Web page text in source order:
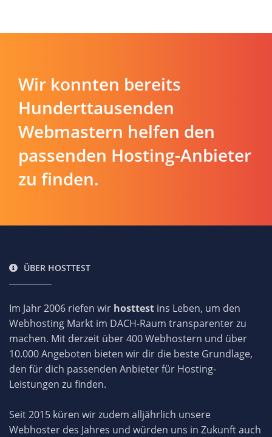
Wir konnten bereits
Hunderttausenden
Webmastern helfen den
passenden Hosting-Anbieter
zu finden.
ÜBER HOSTTEST
Im Jahr 2006 riefen wir hosttest ins Leben, um den
Webhosting Markt im DACH-Raum transparenter zu
machen. Mit derzeit über 400 Webhostern und über
10.000 Angeboten bieten wir dir die beste Grundlage,
den für dich passenden Anbieter für Hosting-
Leistungen zu finden.
Seit 2015 küren wir zudem alljährlich unsere
Webhoster des Jahres und würden uns in Zukunft auch